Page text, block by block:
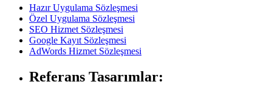
Hazır Uygulama Sözleşmesi
Özel Uygulama Sözleşmesi
SEO Hizmet Sözleşmesi
Google Kayıt Sözleşmesi
AdWords Hizmet Sözleşmesi
Referans Tasarımlar: